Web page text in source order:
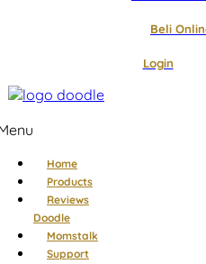
Beli
Login
Home
Products
Reviews
Doodle
Momstalk
Support